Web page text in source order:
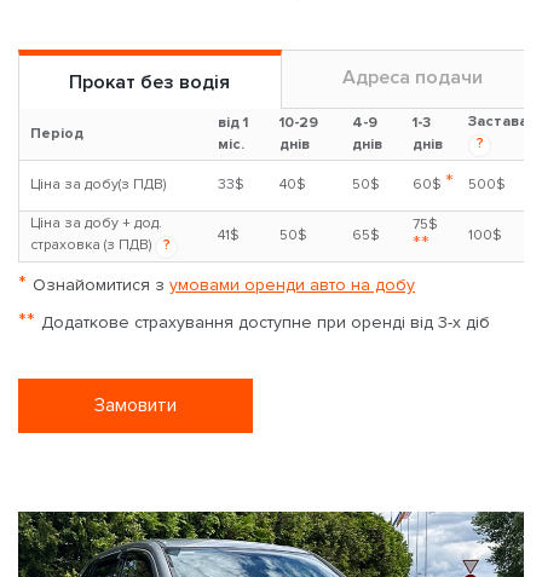
Прокат без водія Адреса подачи
Період
від 1
міс.
10-29
днів
4-9
днів
1-3
днів
Застава
?
Ціна за добу(з ПДВ) 33$ 40$ 50$ 60$ * 500$
Ціна за добу + дод.
страховка (з ПДВ)
?
41$ 50$ 65$
75$
** 100$
* Ознайомитися з умовами оренди авто на добу
** Додаткове страхування доступне при оренді від 3-х діб
Замовити